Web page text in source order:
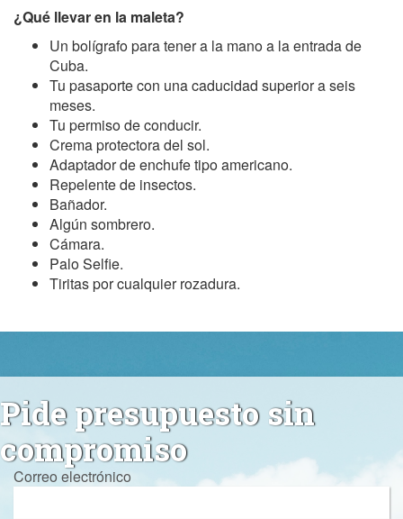
¿Qué llevar en la maleta?
Un bolígrafo para tener a la mano a la entrada de
Cuba.
Tu pasaporte con una caducidad superior a seis
meses.
Tu permiso de conducir.
Crema protectora del sol.
Adaptador de enchufe tipo americano.
Repelente de insectos.
Bañador.
Algún sombrero.
Cámara.
Palo Selfie.
Tiritas por cualquier rozadura.
Pide presupuesto sin
compromiso
Correo electrónico